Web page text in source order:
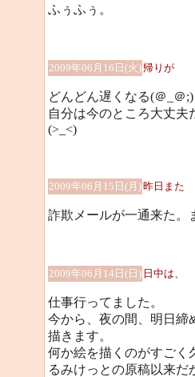
ふぅふぅ。
2009年06月16日(火) 帰りが
どんどん遅くなる(＠_＠;)
自分は今のところ大丈
(>_<)
2009年06月15日(月)昨日また
詐欺メールが一通来た。
2009年06月14日(日) 日中は、
仕事行ってました。
今から、夜の間、明日締
描きます。
何か絵を描くのがすごく
るみけっとの原稿以来